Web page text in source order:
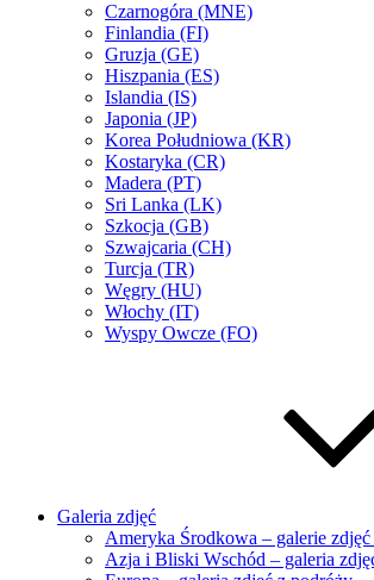
Czarnogóra (MNE)
Finlandia (FI)
Gruzja (GE)
Hiszpania (ES)
Islandia (IS)
Japonia (JP)
Korea Południowa (KR)
Kostaryka (CR)
Madera (PT)
Sri Lanka (LK)
Szkocja (GB)
Szwajcaria (CH)
Turcja (TR)
Węgry (HU)
Włochy (IT)
Wyspy Owcze (FO)
Galeria zdjęć
Ameryka Środkowa – galerie
Azja i Bliski Wschód – galeria